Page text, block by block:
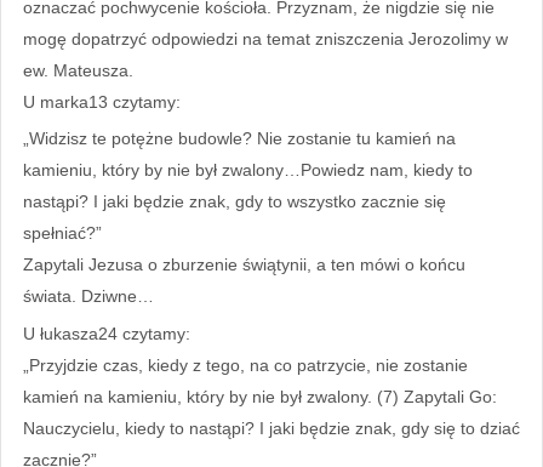
oznaczać pochwycenie kościoła. Przyznam, że nigdzie się nie
mogę dopatrzyć odpowiedzi na temat zniszczenia Jerozolimy w
ew. Mateusza.
U marka13 czytamy:
„Widzisz te potężne budowle? Nie zostanie tu kamień na
kamieniu, który by nie był zwalony…Powiedz nam, kiedy to
nastąpi? I jaki będzie znak, gdy to wszystko zacznie się
spełniać?”
Zapytali Jezusa o zburzenie świątynii, a ten mówi o końcu
świata. Dziwne…
U łukasza24 czytamy:
„Przyjdzie czas, kiedy z tego, na co patrzycie, nie zostanie
kamień na kamieniu, który by nie był zwalony. (7) Zapytali Go:
Nauczycielu, kiedy to nastąpi? I jaki będzie znak, gdy się to dziać
zacznie?”